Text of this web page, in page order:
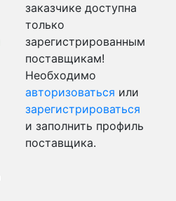
заказчике доступна
только
зарегистрированным
поставщикам!
Необходимо
авторизоваться или
зарегистрироваться
и заполнить профиль
поставщика.